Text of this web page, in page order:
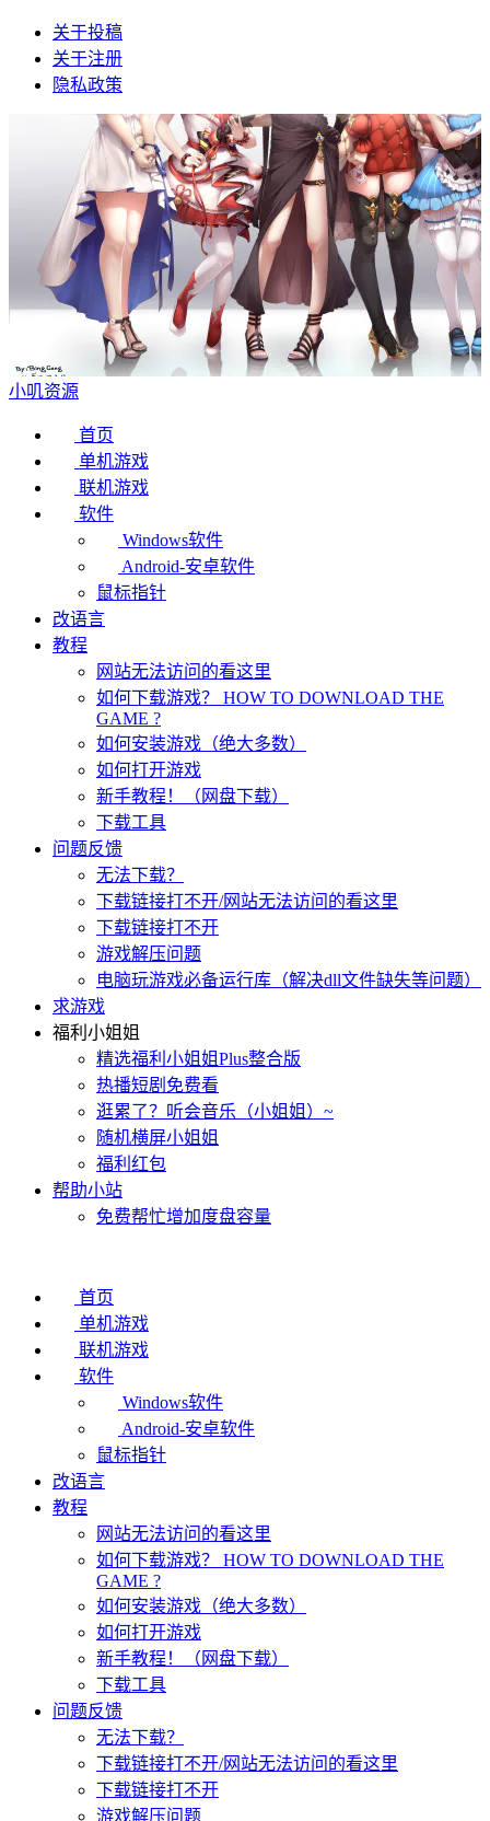
关于投稿
关于注册
隐私政策
小叽资源
首页
单机游戏
联机游戏
软件
Windows软件
Android-安卓软件
鼠标指针
改语言
教程
网站无法访问的看这里
如何下载游戏？ HOW TO DOWNLOAD THE
GAME ?
如何安装游戏（绝大多数）
如何打开游戏
新手教程！（网盘下载）
下载工具
问题反馈
无法下载？
下载链接打不开/网站无法访问的看这里
下载链接打不开
游戏解压问题
电脑玩游戏必备运行库（解决dll文件缺失等问题）
求游戏
福利小姐姐
精选福利小姐姐Plus整合版
热播短剧免费看
逛累了？听会音乐（小姐姐）~
随机横屏小姐姐
福利红包
帮助小站
免费帮忙增加度盘容量
首页
单机游戏
联机游戏
软件
Windows软件
Android-安卓软件
鼠标指针
改语言
教程
网站无法访问的看这里
如何下载游戏？ HOW TO DOWNLOAD THE
GAME ?
如何安装游戏（绝大多数）
如何打开游戏
新手教程！（网盘下载）
下载工具
问题反馈
无法下载？
下载链接打不开/网站无法访问的看这里
下载链接打不开
游戏解压问题